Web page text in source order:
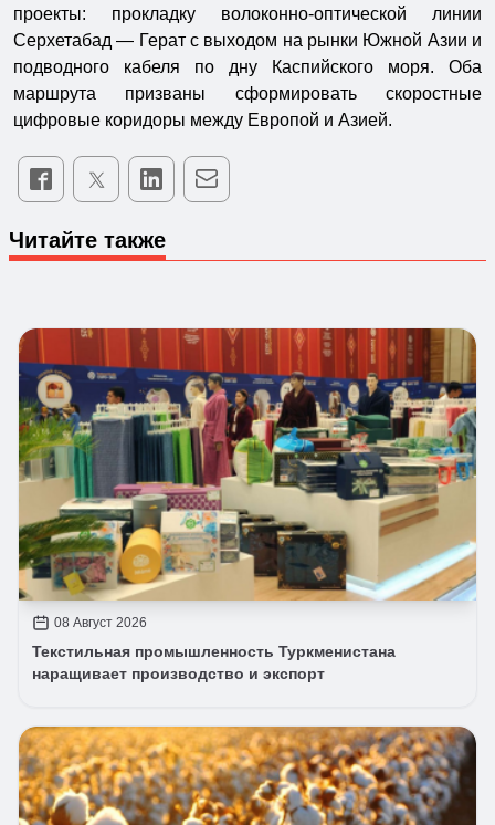
проекты: прокладку волоконно-оптической линии
Серхетабад — Герат с выходом на рынки Южной Азии и
подводного кабеля по дну Каспийского моря. Оба
маршрута призваны сформировать скоростные
цифровые коридоры между Европой и Азией.
Читайте также
08 Август 2026
Текстильная промышленность Туркменистана
наращивает производство и экспорт